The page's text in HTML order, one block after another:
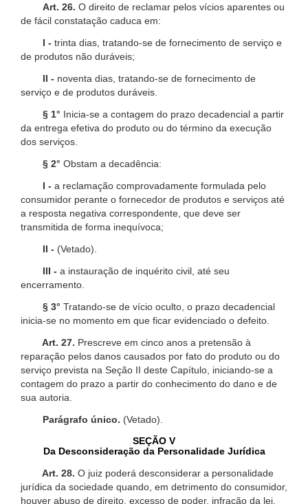
Art. 26. O direito de reclamar pelos vícios aparentes ou
de fácil constatação caduca em:
I - trinta dias, tratando-se de fornecimento de serviço e
de produtos não duráveis;
II - noventa dias, tratando-se de fornecimento de
serviço e de produtos duráveis.
§ 1° Inicia-se a contagem do prazo decadencial a partir
da entrega efetiva do produto ou do término da execução
dos serviços.
§ 2° Obstam a decadência:
I - a reclamação comprovadamente formulada pelo
consumidor perante o fornecedor de produtos e serviços até
a resposta negativa correspondente, que deve ser
transmitida de forma inequívoca;
II - (Vetado).
III - a instauração de inquérito civil, até seu
encerramento.
§ 3° Tratando-se de vício oculto, o prazo decadencial
inicia-se no momento em que ficar evidenciado o defeito.
Art. 27. Prescreve em cinco anos a pretensão à
reparação pelos danos causados por fato do produto ou do
serviço prevista na Seção II deste Capítulo, iniciando-se a
contagem do prazo a partir do conhecimento do dano e de
sua autoria.
Parágrafo único. (Vetado).
SEÇÃO V
Da Desconsideração da Personalidade Jurídica
Art. 28. O juiz poderá desconsiderar a personalidade
jurídica da sociedade quando, em detrimento do consumidor,
houver abuso de direito, excesso de poder, infração da lei,